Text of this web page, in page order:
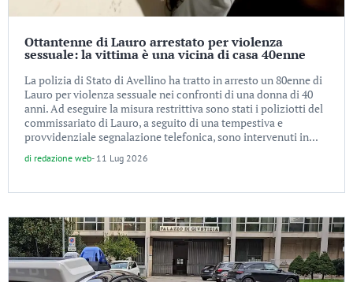
Ottantenne di Lauro arrestato per violenza
sessuale: la vittima è una vicina di casa 40enne
La polizia di Stato di Avellino ha tratto in arresto un 80enne di
Lauro per violenza sessuale nei confronti di una donna di 40
anni. Ad eseguire la misura restrittiva sono stati i poliziotti del
commissariato di Lauro, a seguito di una tempestiva e
provvidenziale segnalazione telefonica, sono intervenuti in...
di redazione web- 11 Lug 2026